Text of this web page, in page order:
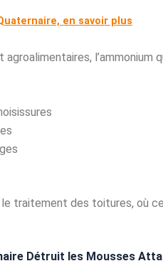
en savoir plus
l’ammonium
traitement des toitures, où
Détruit les Mousses